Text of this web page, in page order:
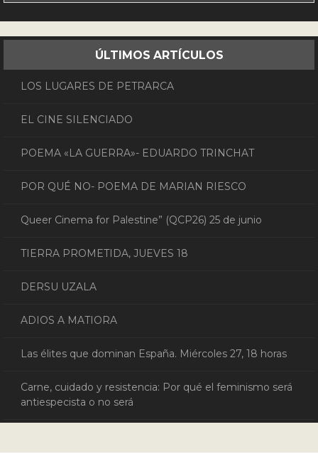
ÚLTIMOS ARTÍCULOS
LOS LUGARES DE PETRARCA
EL CINE SILENCIADO
POEMA «LA GUERRA»- EDUARDO TRINCHAT
POR QUÉ NO- POEMA DE MARIAN RIESCO
Queer Cinema for Palestine” (QCP26) 25 de junio
TIERRA PROMETIDA, JUEVES 18
DERSU UZALA
ADIOS A MATIORA
Las élites que dominan España. Miércoles 27, 18 horas
Carne, cuidado y resistencia: Por qué el feminismo será
antiespecista o no será